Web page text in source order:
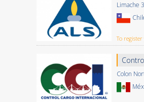
Limache
To
Colon